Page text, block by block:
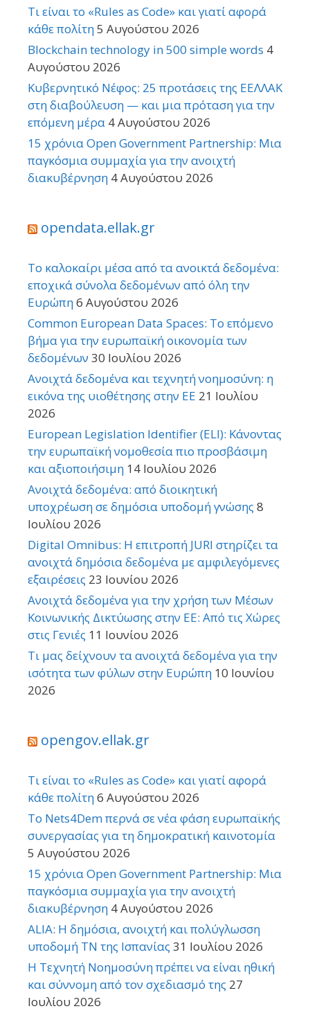
Τι είναι το «Rules as Code» και γιατί αφορά
κάθε πολίτη5 Αυγούστου 2026
Blockchain technology in 500 simple words 4
Αυγούστου 2026
Κυβερνητικό Νέφος: 25 προτάσεις της ΕΕΛΛΑΚ
στη διαβούλευση — και μια πρόταση για την
επόμενη μέρα 4 Αυγούστου 2026
15 χρόνια Open Government Partnership: Μια
παγκόσμια συμμαχία για την ανοιχτή
διακυβέρνηση 4 Αυγούστου 2026
opendata.ellak.gr
Το καλοκαίρι μέσα από τα ανοικτά δεδομένα:
εποχικά σύνολα δεδομένων από όλη την
Ευρώπη6 Αυγούστου 2026
Common European Data Spaces: Το επόμενο
βήμα για την ευρωπαϊκή οικονομία των
δεδομένων 30 Ιουλίου 2026
Ανοιχτά δεδομένα και τεχνητή νοημοσύνη: η
εικόνα της υιοθέτησης στην ΕΕ 21 Ιουλίου
2026
European Legislation Identifier (ELI): Κάνοντας
την ευρωπαϊκή νομοθεσία πιο προσβάσιμη
και αξιοποιήσιμη 14 Ιουλίου 2026
Ανοιχτά δεδομένα: από διοικητική
υποχρέωση σε δημόσια υποδομή γνώσης 8
Ιουλίου 2026
Digital Omnibus: Η επιτροπή JURI στηρίζει τα
ανοιχτά δημόσια δεδομένα με αμφιλεγόμενες
εξαιρέσεις 23 Ιουνίου 2026
Ανοιχτά δεδομένα για την χρήση των Μέσων
Κοινωνικής Δικτύωσης στην ΕΕ: Από τις Χώρες
στις Γενιές 11 Ιουνίου 2026
Τι μας δείχνουν τα ανοιχτά δεδομένα για την
ισότητα των φύλων στην Ευρώπη 10 Ιουνίου
2026
opengov.ellak.gr
Τι είναι το «Rules as Code» και γιατί αφορά
κάθε πολίτη6 Αυγούστου 2026
Το Nets4Dem περνά σε νέα φάση ευρωπαϊκής
συνεργασίας για τη δημοκρατική καινοτομία
5 Αυγούστου 2026
15 χρόνια Open Government Partnership: Μια
παγκόσμια συμμαχία για την ανοιχτή
διακυβέρνηση 4 Αυγούστου 2026
ALIA: Η δημόσια, ανοιχτή και πολύγλωσση
υποδομή ΤΝ της Ισπανίας 31 Ιουλίου 2026
Η Τεχνητή Νοημοσύνη πρέπει να είναι ηθική
και σύννομη από τον σχεδιασμό της 27
Ιουλίου 2026